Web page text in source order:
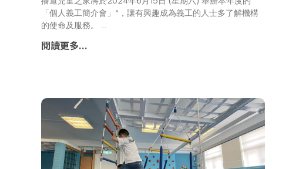
「個人義工簡介會」^，讓有興趣成為義工的人士多了解機構
的使命及服務。
閱讀更多...